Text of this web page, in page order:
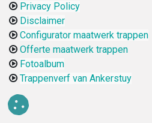
Privacy Policy
Disclaimer
Configurator maatwerk trappen
Offerte maatwerk trappen
Fotoalbum
Trappenverf van Ankerstuy